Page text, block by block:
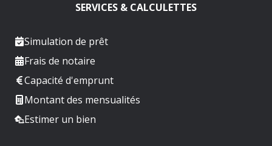
SERVICES & CALCULETTES
Simulation de prêt
Frais de notaire
Capacité d'emprunt
Montant des mensualités
Estimer un bien